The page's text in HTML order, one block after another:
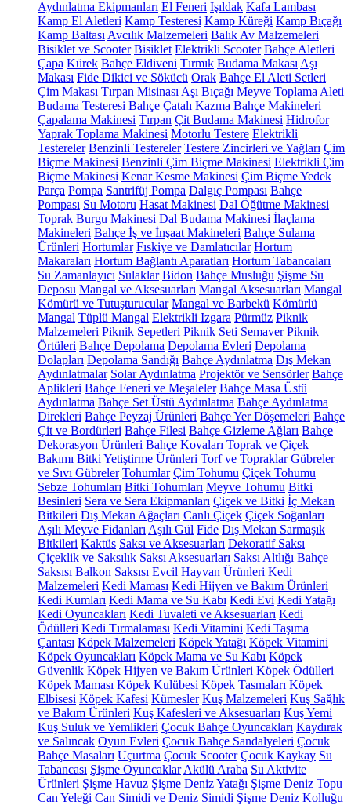
Aydınlatma Ekipmanları El Feneri Işıldak Kafa Lambası
Kamp El Aletleri Kamp Testeresi Kamp Küreği Kamp Bıçağı
Kamp Baltası Avcılık Malzemeleri Balık Av Malzemeleri
Bisiklet ve Scooter Bisiklet Elektrikli Scooter Bahçe Aletleri
Çapa Kürek Bahçe Eldiveni Tırmık Budama Makası Aşı
Makası Fide Dikici ve Sökücü Orak Bahçe El Aleti Setleri
Çim Makası Tırpan Misinası Aşı Bıçağı Meyve Toplama Aleti
Budama Testeresi Bahçe Çatalı Kazma Bahçe Makineleri
Çapalama Makinesi Tırpan Çit Budama Makinesi Hidrofor
Yaprak Toplama Makinesi Motorlu Testere Elektrikli
Testereler Benzinli Testereler Testere Zincirleri ve Yağları Çim
Biçme Makinesi Benzinli Çim Biçme Makinesi Elektrikli Çim
Biçme Makinesi Kenar Kesme Makinesi Çim Biçme Yedek
Parça Pompa Santrifüj Pompa Dalgıç Pompası Bahçe
Pompası Su Motoru Hasat Makinesi Dal Öğütme Makinesi
Toprak Burgu Makinesi Dal Budama Makinesi İlaçlama
Makineleri Bahçe İş ve İnşaat Makineleri Bahçe Sulama
Ürünleri Hortumlar Fıskiye ve Damlatıcılar Hortum
Makaraları Hortum Bağlantı Aparatları Hortum Tabancaları
Su Zamanlayıcı Sulaklar Bidon Bahçe Musluğu Şişme Su
Deposu Mangal ve Aksesuarları Mangal Aksesuarları Mangal
Kömürü ve Tutuşturucular Mangal ve Barbekü Kömürlü
Mangal Tüplü Mangal Elektrikli Izgara Pürmüz Piknik
Malzemeleri Piknik Sepetleri Piknik Seti Semaver Piknik
Örtüleri Bahçe Depolama Depolama Evleri Depolama
Dolapları Depolama Sandığı Bahçe Aydınlatma Dış Mekan
Aydınlatmalar Solar Aydınlatma Projektör ve Sensörler Bahçe
Aplikleri Bahçe Feneri ve Meşaleler Bahçe Masa Üstü
Aydınlatma Bahçe Set Üstü Aydınlatma Bahçe Aydınlatma
Direkleri Bahçe Peyzaj Ürünleri Bahçe Yer Döşemeleri Bahçe
Çit ve Bordürleri Bahçe Filesi Bahçe Gizleme Ağları Bahçe
Dekorasyon Ürünleri Bahçe Kovaları Toprak ve Çiçek
Bakımı Bitki Yetiştirme Ürünleri Torf ve Topraklar Gübreler
ve Sıvı Gübreler Tohumlar Çim Tohumu Çiçek Tohumu
Sebze Tohumları Bitki Tohumları Meyve Tohumu Bitki
Besinleri Sera ve Sera Ekipmanları Çiçek ve Bitki İç Mekan
Bitkileri Dış Mekan Ağaçları Canlı Çiçek Çiçek Soğanları
Aşılı Meyve Fidanları Aşılı Gül Fide Dış Mekan Sarmaşık
Bitkileri Kaktüs Saksı ve Aksesuarları Dekoratif Saksı
Çiçeklik ve Saksılık Saksı Aksesuarları Saksı Altlığı Bahçe
Saksısı Balkon Saksısı Evcil Hayvan Ürünleri Kedi
Malzemeleri Kedi Maması Kedi Hijyen ve Bakım Ürünleri
Kedi Kumları Kedi Mama ve Su Kabı Kedi Evi Kedi Yatağı
Kedi Oyuncakları Kedi Tuvaleti ve Aksesuarları Kedi
Ödülleri Kedi Tırmalaması Kedi Vitamini Kedi Taşıma
Çantası Köpek Malzemeleri Köpek Yatağı Köpek Vitamini
Köpek Oyuncakları Köpek Mama ve Su Kabı Köpek
Güvenlik Köpek Hijyen ve Bakım Ürünleri Köpek Ödülleri
Köpek Maması Köpek Kulübesi Köpek Tasmaları Köpek
Elbisesi Köpek Kafesi Kümesler Kuş Malzemeleri Kuş Sağlık
ve Bakım Ürünleri Kuş Kafesleri ve Aksesuarları Kuş Yemi
Kuş Suluk ve Yemlikleri Çocuk Bahçe Oyuncakları Kaydırak
ve Salıncak Oyun Evleri Çocuk Bahçe Sandalyeleri Çocuk
Bahçe Masaları Uçurtma Çocuk Scooter Çocuk Kaykay Su
Tabancası Şişme Oyuncaklar Akülü Araba Su Aktivite
Ürünleri Şişme Havuz Şişme Deniz Yatağı Şişme Deniz Topu
Can Yeleği Can Simidi ve Deniz Simidi Şişme Deniz Kolluğu